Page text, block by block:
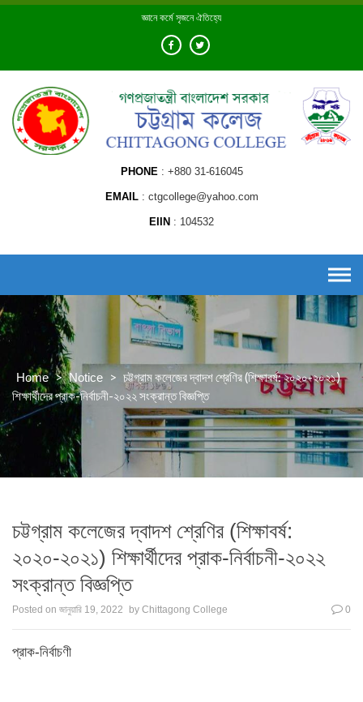
Skip
জ্ঞানে কর্মে সৃজনে ঐতিহ্যে
PHONE +880 31-616045
EMAIL ctgcollege@yahoo.com
EIIN 104532
Home > Notice > চট্টগ্রাম কলেজের দ্বাদশ শ্রেণির (শিক্ষাবর্ষ: ২০২০-২০২১)
শিক্ষার্থীদের প্রাক-নির্বাচনী-২০২২ সংক্রান্ত বিজ্ঞপ্তি
চট্টগ্রাম কলেজের দ্বাদশ শ্রেণির (শিক্ষাবর্ষ:
২০২০-২০২১) শিক্ষার্থীদের প্রাক-নির্বাচনী-২০২২
সংক্রান্ত বিজ্ঞপ্তি
Posted on জানুয়ারি 19, 2022 by Chittagong College 0
প্রাক-নির্বাচণী